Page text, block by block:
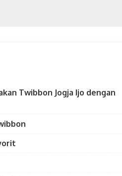
Twibbon Jogja Ijo dengan